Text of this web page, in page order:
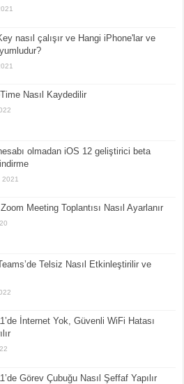
nasıl çalışır ve Hangi iPhone'lar ve
Nasıl Kaydedilir
olmadan iOS 12 geliştirici beta
2021
Meeting Toplantısı Nasıl Ayarlanır
Telsiz Nasıl Etkinleştirilir ve
İnternet Yok, Güvenli WiFi Hatası
Görev Çubuğu Nasıl Şeffaf Yapılır